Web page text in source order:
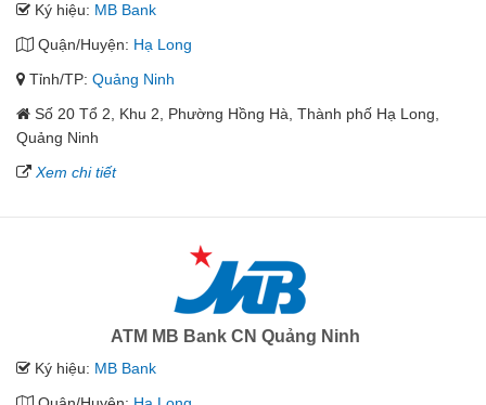
Ký hiệu: MB Bank
Quận/Huyện: Hạ Long
Tỉnh/TP: Quảng Ninh
Số 20 Tổ 2, Khu 2, Phường Hồng Hà, Thành phố Hạ Long,
Quảng Ninh
Xem chi tiết
ATM MB Bank CN Quảng Ninh
Ký hiệu: MB Bank